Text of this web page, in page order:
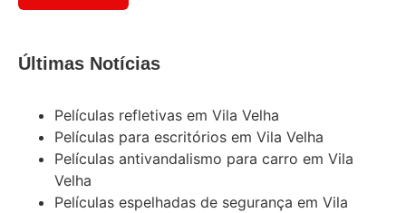
Últimas Notícias
Películas refletivas em Vila Velha
Películas para escritórios em Vila Velha
Películas antivandalismo para carro em Vila
Velha
Películas espelhadas de segurança em Vila